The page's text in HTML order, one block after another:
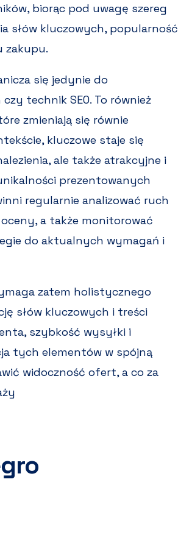
biorąc pod uwagę szereg
słów kluczowych, popularność
zakupu.
się jedynie do
technik SEO. To również
zmieniają się równie
kluczowe staje się
ale także atrakcyjne i
prezentowanych
regularnie analizować ruch
a także monitorować
do aktualnych wymagań i
zatem holistycznego
słów kluczowych i treści
szybkość wysyłki i
tych elementów w spójną
widoczność ofert, a co za